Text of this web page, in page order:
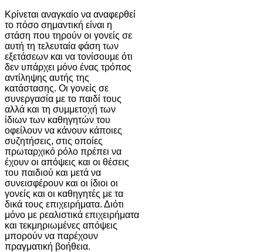
Κρίνεται αναγκαίο να αναφερθεί
το πόσο σημαντική είναι η
στάση που τηρούν οι γονείς σε
αυτή τη τελευταία φάση των
εξετάσεων και να τονίσουμε ότι
δεν υπάρχει μόνο ένας τρόπος
αντίληψης αυτής της
κατάστασης. Οι γονείς σε
συνεργασία με το παιδί τους
αλλά και τη συμμετοχή των
ίδιων των καθηγητών του
οφείλουν να κάνουν κάποιες
συζητήσεις, στις οποίες
πρωταρχικό ρόλο πρέπει να
έχουν οι απόψεις και οι θέσεις
του παιδιού και μετά να
συνεισφέρουν και οι ίδιοι οι
γονείς και οι καθηγητές με τα
δικά τους επιχειρήματα. Διότι
μόνο με ρεαλιστικά επιχειρήματα
και τεκμηριωμένες απόψεις
μπορούν να παρέχουν
πραγματική βοήθεια.